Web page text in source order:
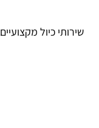
שירותי כיול מקצועיים